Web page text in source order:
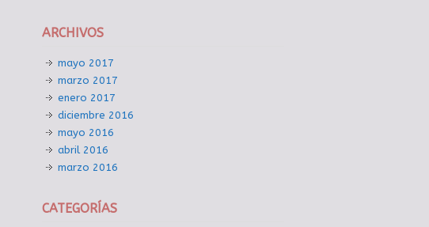
ARCHIVOS
mayo 2017
marzo 2017
enero 2017
diciembre 2016
mayo 2016
abril 2016
marzo 2016
CATEGORÍAS